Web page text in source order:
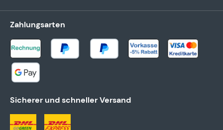
Zahlungsarten
Sicherer und schneller Versand